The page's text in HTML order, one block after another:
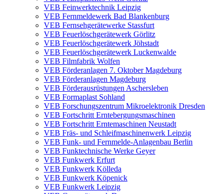
VEB Feinwerktechnik Leipzig
VEB Fernmeldewerk Bad Blankenburg
VEB Fernsehgerätewerke Stassfurt
VEB Feuerlöschgerätewerk Görlitz
VEB Feuerlöschgerätewerk Jöhstadt
VEB Feuerlöschgerätewerk Luckenwalde
VEB Filmfabrik Wolfen
VEB Förderanlagen 7. Oktober Magdeburg
VEB Förderanlagen Magdeburg
VEB Förderausrüstungen Aschersleben
VEB Formaplast Sohland
VEB Forschungszentrum Mikroelektronik Dresden
VEB Fortschritt Erntebergungsmaschinen
VEB Fortschritt Erntemaschinen Neustadt
VEB Fräs- und Schleifmaschinenwerk Leipzig
VEB Funk- und Fernmelde-Anlagenbau Berlin
VEB Funktechnische Werke Geyer
VEB Funkwerk Erfurt
VEB Funkwerk Kölleda
VEB Funkwerk Köpenick
VEB Funkwerk Leipzig